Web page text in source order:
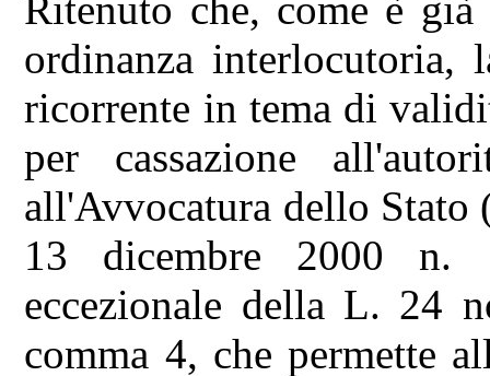
ordinanza interlocutoria,
ricorrente in tema di
per cassazione
all'Avvocatura dello Stato
13 dicembre 2000 n.
eccezionale della L. 24
comma 4, che permette